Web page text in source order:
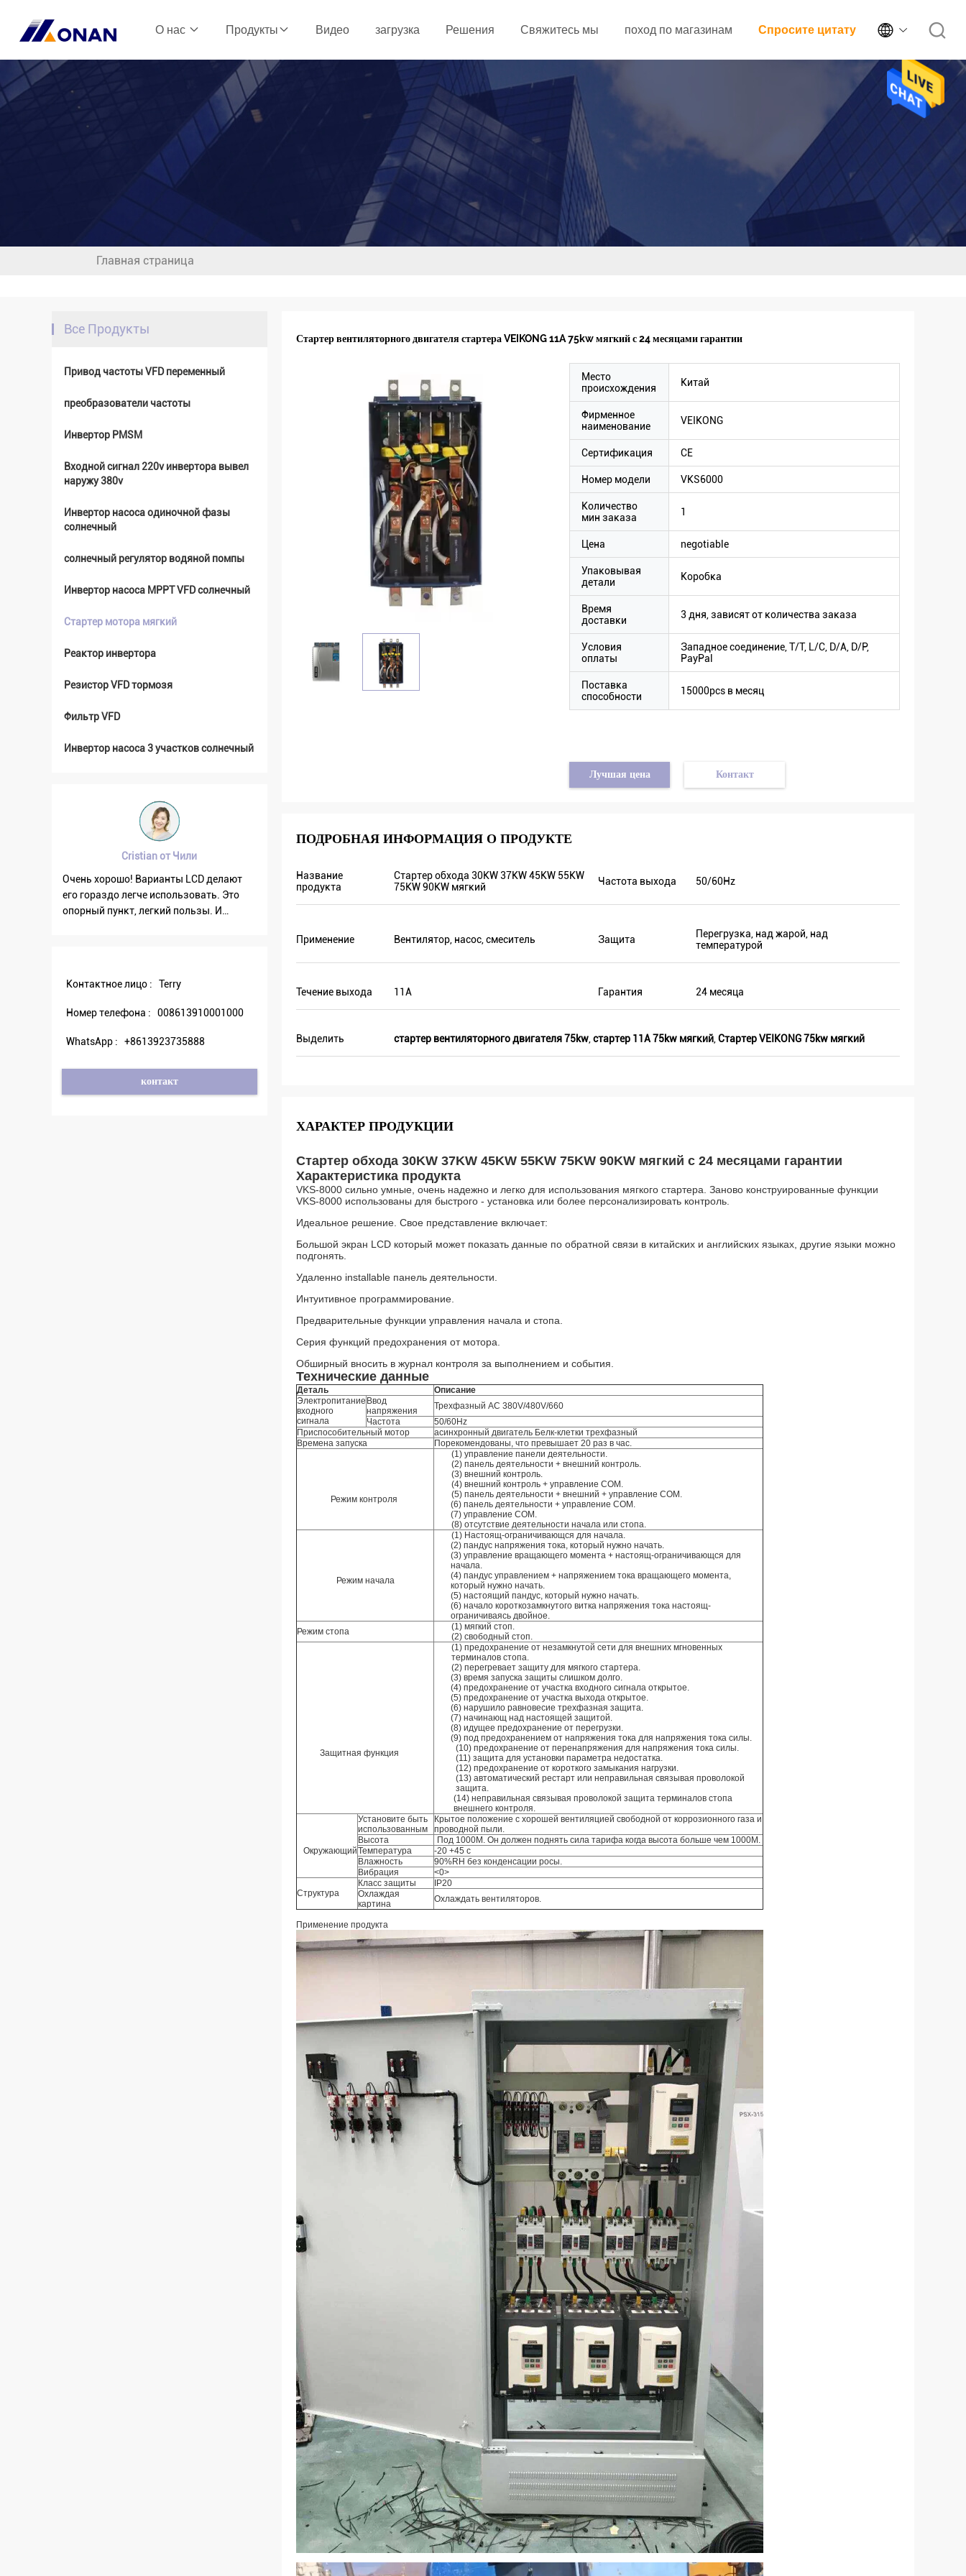
О нас Продукты Видео загрузка Решения Свяжитесь мы поход по магазинам Спросите цитату 
Главная страница
Все Продукты
Привод частоты VFD переменный
преобразователи частоты
Инвертор PMSM
Входной сигнал 220v инвертора вывел
наружу 380v
Инвертор насоса одиночной фазы
солнечный
солнечный регулятор водяной помпы
Инвертор насоса MPPT VFD солнечный
Стартер мотора мягкий
Реактор инвертора
Резистор VFD тормозя
Фильтр VFD
Инвертор насоса 3 участков солнечный
Brahim assad от Сирии
Частота выхода VFD500
стабилизирована когда другие
изменяют. Также течение выхода чем
солнечный инвертор насоса
действительно в очень хорошем
для выставки. Мы идем сделать новые
году, там больше чем 8. Некоторые из их
Контактное лицо : Terry
Номер телефона : 008613910001000
WhatsApp : +8613923735888
контакт
Стартер вентиляторного двигателя стартера VEIKONG 11A 75kw мягкий с 24 месяцами гарантии
Место
происхождения
Китай
Фирменное
наименование
VEIKONG
Сертификация CE
Номер модели VKS6000
Количество
мин заказа
1
Цена negotiable
Упаковывая
детали
Коробка
Время
доставки
3 дня, зависят от количества заказа
Условия
оплаты
Западное соединение, T/T, L/C, D/A, D/P,
PayPal
Поставка
способности
15000pcs в месяц
Лучшая цена Контакт
ПОДРОБНАЯ ИНФОРМАЦИЯ О ПРОДУКТЕ
Название
продукта
Стартер обхода 30KW 37KW 45KW 55KW
75KW 90KW мягкий
Частота выхода 50/60Hz
Применение Вентилятор, насос, смеситель Защита
Перегрузка, над жарой, над
температурой
Течение выхода 11А Гарантия 24 месяца
Выделить стартер вентиляторного двигателя 75kw стартер 11A 75kw мягкий Стартер VEIKONG 75kw мягкий
ХАРАКТЕР ПРОДУКЦИИ
Стартер обхода 30KW 37KW 45KW 55KW 75KW 90KW мягкий с 24 месяцами гарантии
Характеристика продукта
VKS-8000 сильно умные, очень надежно и легко для использования мягкого стартера. Заново конструированные функции
VKS-8000 использованы для быстрого - установка или более персонализировать контроль.
Идеальное решение. Свое представление включает:
Большой экран LCD который может показать данные по обратной связи в китайских и английских языках, другие языки можно
подгонять.
Удаленно installable панель деятельности.
Интуитивное программирование.
Предварительные функции управления начала и стопа.
Серия функций предохранения от мотора.
Обширный вносить в журнал контроля за выполнением и события.
Технические данные
Деталь
Описание
Электропитание
входного
сигнала
Ввод
напряжения
Трехфазный AC 380V/480V/660
Частота
50/60Hz
Приспособительный мотор
асинхронный двигатель Белк-клетки трехфазный
Времена запуска
Порекомендованы, что превышает 20 раз в час.
Режим контроля
(1) управление панели деятельности.
(2) панель деятельности + внешний контроль.
(3) внешний контроль.
(4) внешний контроль + управление COM.
(5) панель деятельности + внешний + управление COM.
(6) панель деятельности + управление COM.
(7) управление COM.
(8) отсутствие деятельности начала или стопа.
Режим начала
(1) Настоящ-ограничивающся для начала.
(2) пандус напряжения тока, который нужно начать.
(3) управление вращающего момента + настоящ-ограничивающся для
начала.
(4) пандус управлением + напряжением тока вращающего момента,
который нужно начать.
(5) настоящий пандус, который нужно начать.
(6) начало короткозамкнутого витка напряжения тока настоящ-
ограничиваясь двойное.
Режим стопа
(1) мягкий стоп.
(2) свободный стоп.
Защитная функция
(1) предохранение от незамкнутой сети для внешних мгновенных
терминалов стопа.
(2) перегревает защиту для мягкого стартера.
(3) время запуска защиты слишком долго.
(4) предохранение от участка входного сигнала открытое.
(5) предохранение от участка выхода открытое.
(6) нарушило равновесие трехфазная защита.
(7) начинающ над настоящей защитой.
(8) идущее предохранение от перегрузки.
(9) под предохранением от напряжения тока для напряжения тока силы.
(10) предохранение от перенапряжения для напряжения тока силы.
(11) защита для установки параметра недостатка.
(12) предохранение от короткого замыкания нагрузки.
(13) автоматический рестарт или неправильная связывая проволокой
защита.
(14) неправильная связывая проволокой защита терминалов стопа
внешнего контроля.
Окружающий
Установите быть
использованным
Крытое положение с хорошей вентиляцией свободной от коррозионного газа и
проводной пыли.
Высота
Под 1000M. Он должен поднять сила тарифа когда высота больше чем 1000M.
Температура
-20 +45 c
Влажность
90%RH без конденсации росы.
Вибрация
<0>
Структура
Класс защиты
IP20
Охлаждая
картина
Охлаждать вентиляторов.
Применение продукта